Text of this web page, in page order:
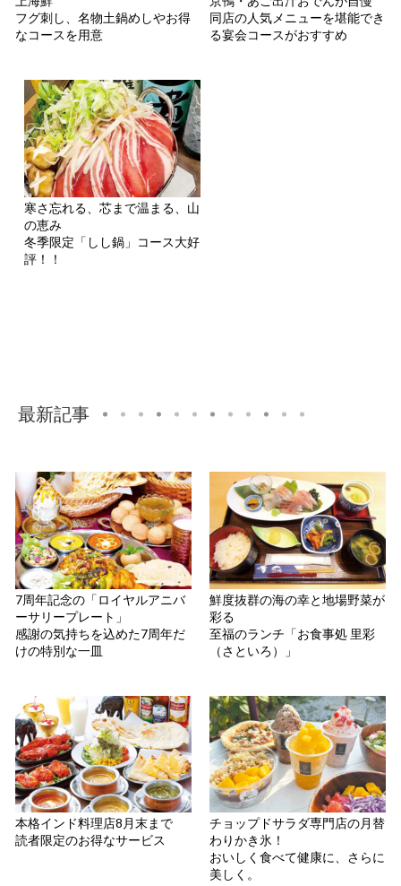
フグ刺し、名物土鍋めしやお得
なコースを用意
同店の人気メニューを堪能でき
る宴会コースがおすすめ
寒さ忘れる、芯まで温まる、山
の恵み
冬季限定「しし鍋」コース大好
評！！
最新記事
7周年記念の「ロイヤルアニバ
ーサリープレート」
感謝の気持ちを込めた7周年だ
けの特別な一皿
鮮度抜群の海の幸と地場野菜が
彩る
至福のランチ「お食事処 里彩
（さといろ）」
本格インド料理店8月末まで
読者限定のお得なサービス
チョップドサラダ専門店の月替
わりかき氷！
おいしく食べて健康に、さらに
美しく。